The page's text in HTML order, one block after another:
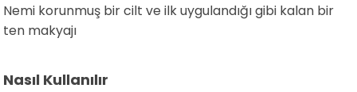
Nemi korunmuş bir cilt ve ilk uygulandığı gibi kalan bir
ten makyajı
Nasıl Kullanılır